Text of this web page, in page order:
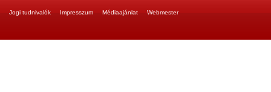
Jogi tudnivalók Impresszum Médiaajánlat Webmester